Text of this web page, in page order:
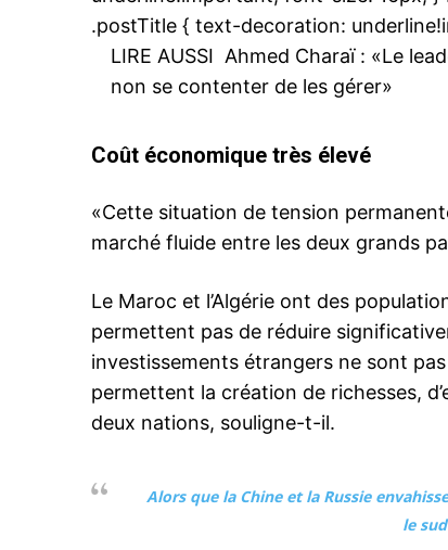
clés : la coopération
stratégique…
.postTitle { text-decoration:
LIRE AUSSI Ahmed Charaï : «Le
non se contenter de les gérer»
Coût économique très élevé
«Cette situation de tension
marché fluide entre les deux grands
Le Maroc et l’Algérie ont des
permettent pas de réduire
investissements étrangers ne sont
permettent la création de richesses,
deux nations, souligne-t-il.
Alors que la Chine et la Russie
le